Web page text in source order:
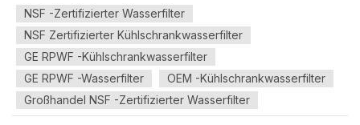
NSF -zertifizierter Wasserfilter
NSF Zertifizierter Kühlschrankwasserfilter
GE RPWF -Kühlschrankwasserfilter
GE RPWF -Wasserfilter
OEM -Kühlschrankwasserfilter
Großhandel NSF -zertifizierter Wasserfilter